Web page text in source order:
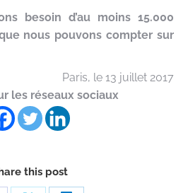
besoin d’au moins 15.000
nous pouvons compter sur
Paris, le 13 juillet 2017
les réseaux sociaux
this post